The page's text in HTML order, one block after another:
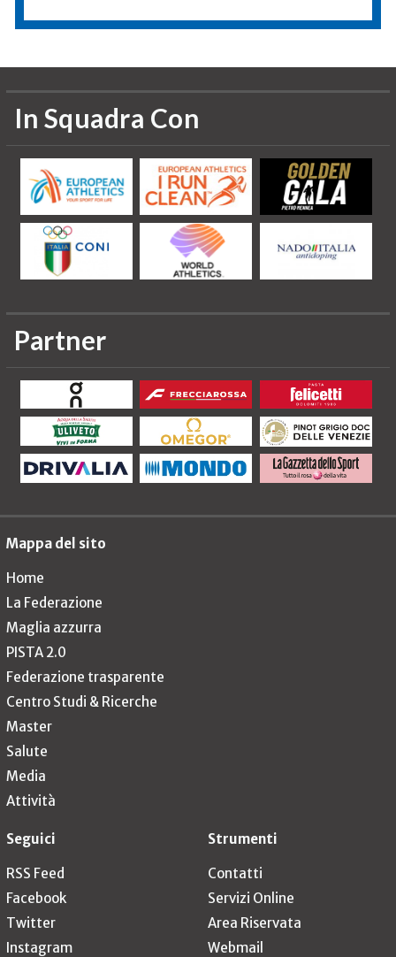
In Squadra Con
Partner
Mappa del sito
Home
La Federazione
Maglia azzurra
PISTA 2.0
Federazione trasparente
Centro Studi & Ricerche
Master
Salute
Media
Attività
Seguici
RSS Feed
Facebook
Twitter
Instagram
Strumenti
Contatti
Servizi Online
Area Riservata
Webmail